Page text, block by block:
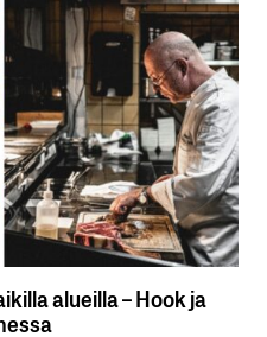
alueilla – Hook ja